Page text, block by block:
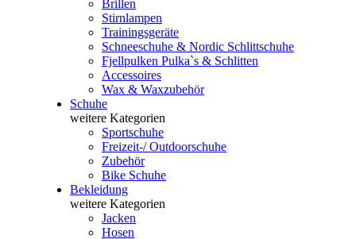
Brillen
Stirnlampen
Trainingsgeräte
Schneeschuhe & Nordic Schlittschuhe
Fjellpulken Pulka`s & Schlitten
Accessoires
Wax & Waxzubehör
Schuhe
weitere Kategorien
Sportschuhe
Freizeit-/ Outdoorschuhe
Zubehör
Bike Schuhe
Bekleidung
weitere Kategorien
Jacken
Hosen